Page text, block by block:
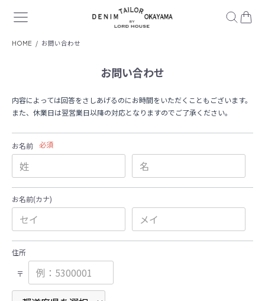
HOME お問い合わせ
お問い合わせ
内容によっては回答をさしあげるのにお時間をいただくこともございます。
また、休業日は翌営業日以降の対応となりますのでご了承ください。
お名前 必須
お名前(カナ)
住所
〒